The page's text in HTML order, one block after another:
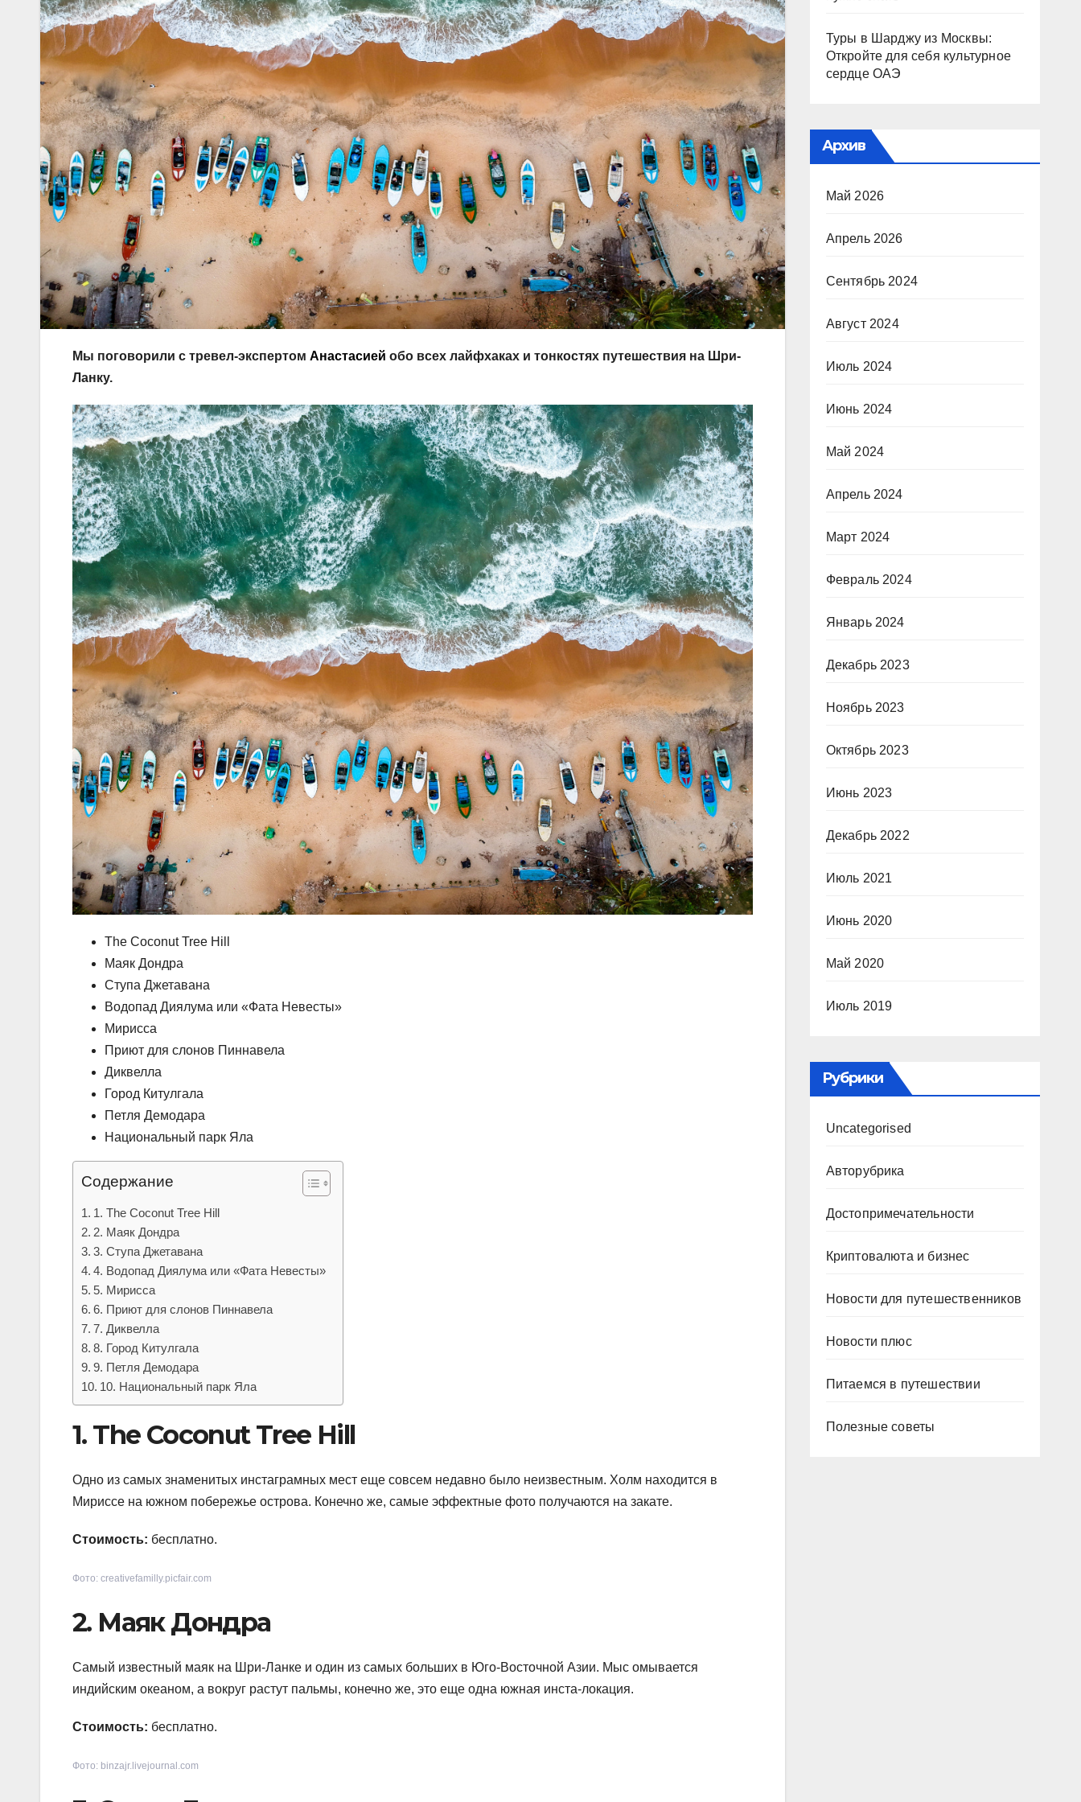
Мы поговорили с тревел-экспертом Анастасией обо всех лайфхаках и тонкостях путешествия на Шри-
Ланку.
The Coconut Tree Hill
Маяк Дондра
Ступа Джетавана
Водопад Диялума или «Фата Невесты»
Мирисса
Приют для слонов Пиннавела
Диквелла
Город Китулгала
Петля Демодара
Национальный парк Яла
Содержание
1. The Coconut Tree Hill
2. Маяк Дондра
3. Ступа Джетавана
4. Водопад Диялума или «Фата Невесты»
5. Мирисса
6. Приют для слонов Пиннавела
7. Диквелла
8. Город Китулгала
9. Петля Демодара
10. Национальный парк Яла
1. The Coconut Tree Hill
Одно из самых знаменитых инстаграмных мест еще совсем недавно было неизвестным. Холм находится в
Мириссе на южном побережье острова. Конечно же, самые эффектные фото получаются на закате.
Стоимость: бесплатно.
Фото: creativefamilly.picfair.com
2. Маяк Дондра
Самый известный маяк на Шри-Ланке и один из самых больших в Юго-Восточной Азии. Мыс омывается
индийским океаном, а вокруг растут пальмы, конечно же, это еще одна южная инста-локация.
Стоимость: бесплатно.
Фото: binzajr.livejournal.com
Туры в Шарджу из Москвы:
Откройте для себя культурное
сердце ОАЭ
Архив
Май 2026
Апрель 2026
Сентябрь 2024
Август 2024
Июль 2024
Июнь 2024
Май 2024
Апрель 2024
Март 2024
Февраль 2024
Январь 2024
Декабрь 2023
Ноябрь 2023
Октябрь 2023
Июнь 2023
Декабрь 2022
Июль 2021
Июнь 2020
Май 2020
Июль 2019
Рубрики
Uncategorised
Авторубрика
Достопримечательности
Криптовалюта и бизнес
Новости для путешественников
Новости плюс
Питаемся в путешествии
Полезные советы